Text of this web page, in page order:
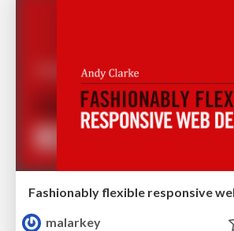
malarkey